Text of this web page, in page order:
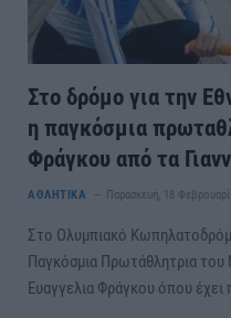
Στο δρόμο για την
η παγκόσμια
Φράγκου από τα
ΑΘΛΗΤΙΚΑ Παρασκευή, 18
Στο Ολυμπιακό
Παγκόσμια Πρωτάθλητρια του
Ευαγγελια Φράγκου όπου έχει